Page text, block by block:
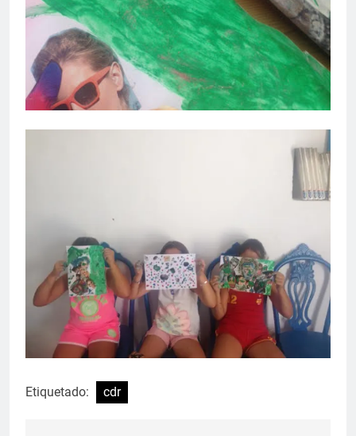
Etiquetado: cdr